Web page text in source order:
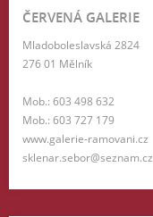
ČERVENÁ GALERIE
Mladoboleslavská 2824
276 01 Mělník
Mob.: 603 498 632
Mob.: 603 727 179
www.galerie-ramovani.cz
sklenar.sebor@seznam.cz